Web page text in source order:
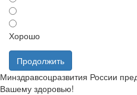
Хорошо
Продолжить
Минздравсоцразвития России
Вашему здоровью!